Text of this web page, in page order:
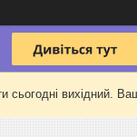
сьогодні вихідний.